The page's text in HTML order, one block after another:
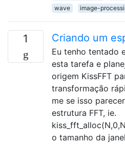
wave
image-
1 Criando um
Eu tenho tentado
esta tarefa e
origem KissFFT
transformação
me se isso
estrutura FFT, ie.
o tamanho da